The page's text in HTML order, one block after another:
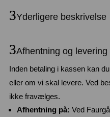
antal
Yderligere beskrivelse
Afhentning og levering
Inden betaling i kassen kan
eller om vi skal levere. Ved
ikke fravælges.
Afhentning på:Ved